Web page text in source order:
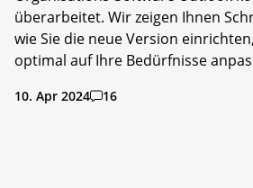
überarbeitet. Wir zeigen Ihnen
wie Sie die neue Version
optimal auf Ihre Bedürfnisse
10. Apr 2024 16